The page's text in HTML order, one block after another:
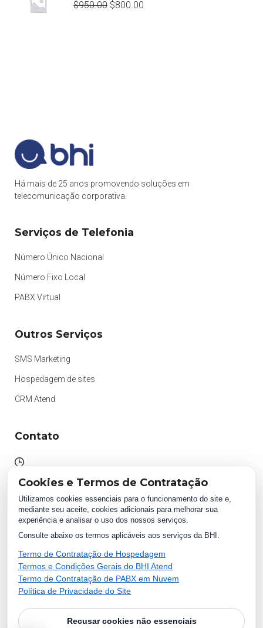
$950.00 $800.00
Há mais de 25 anos promovendo soluções em
telecomunicação corporativa.
Serviços de Telefonia
Número Único Nacional
Número Fixo Local
PABX Virtual
Outros Serviços
SMS Marketing
Hospedagem de sites
CRM Atend
Contato
Segunda à Sexta.
WhatsApp:
(87) 2018 1234
0800 511 1234
Cookies e Termos de Contratação
Utilizamos cookies essenciais para o funcionamento do site e,
mediante seu aceite, cookies adicionais para melhorar sua
experiência e analisar o uso dos nossos serviços.
Consulte abaixo os termos aplicáveis aos serviços da BHI.
Termo de Contratação de Hospedagem
Termos e Condições Gerais do BHI Atend
Termo de Contratação de PABX em Nuvem
Política de Privacidade do Site
Recusar cookies não essenciais